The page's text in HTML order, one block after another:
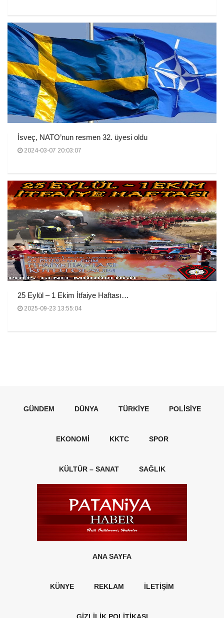
İsveç, NATO’nun resmen 32. üyesi oldu
2024-03-07 20:03:07
25 Eylül – 1 Ekim İtfaiye Haftası…
2025-09-23 13:55:04
GÜNDEM DÜNYA TÜRKIYE POLISIYE
EKONOMI KKTC SPOR
KÜLTÜR – SANAT SAĞLIK
ANA SAYFA
KÜNYE REKLAM İLETİŞİM
GİZLİLİK POLİTİKASI